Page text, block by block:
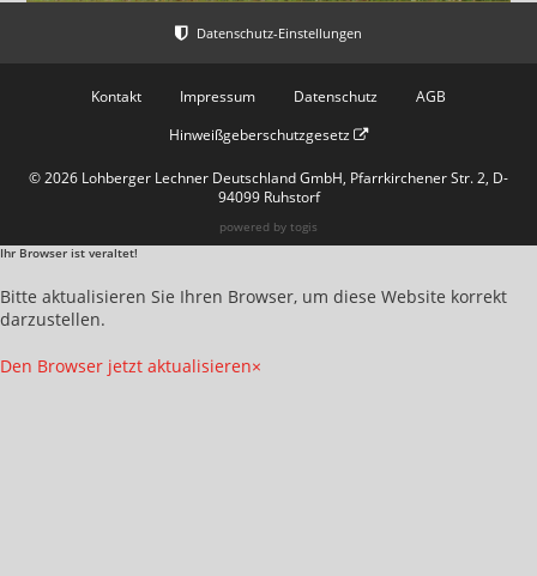
Kontakt Impressum Datenschutz
AGB
Hinweißgeberschutzgesetz
© 2026 Lohberger Lechner Deutschland GmbH, Pfarrkirchener Str. 2, D-
94099 Ruhstorf
powered by togis
Ihr Browser ist veraltet!
Bitte aktualisieren Sie Ihren Browser, um diese Website korrekt
darzustellen.
Den Browser jetzt aktualisieren×